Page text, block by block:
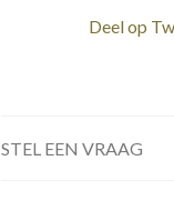
Deel op
STEL EEN VRAAG